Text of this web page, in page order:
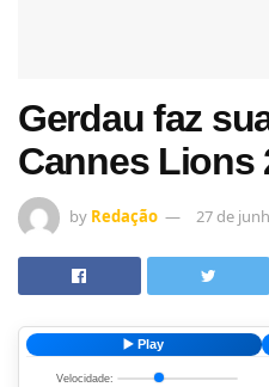
Gerdau faz
Cannes Lions
by Redação 27 de
▶️ Play
Velocidade: